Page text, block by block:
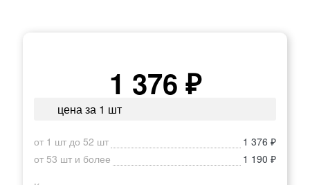
1 376 ₽
цена за 1 шт
от 1 шт до 52 шт
1 376 ₽
от 53 шт и более
1 190 ₽